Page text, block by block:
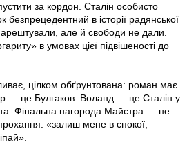
за кордон. Сталін особисто
в історії радянської
арештували, але й свободи не дали.
в умовах цієї підвішеності до
цілком обґрунтована: роман має
— це Булгаков. Воланд — це Сталін у
Фінальна нагорода Майстра — не
«залиш мене в спокої,